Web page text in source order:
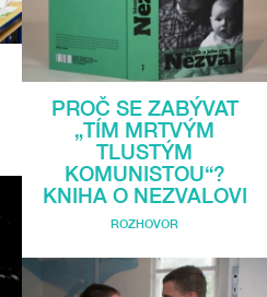
PROČ SE ZABÝVAT
„TÍM MRTVÝM
TLUSTÝM
KOMUNISTOU“?
KNIHA O NEZVALOVI
ROZHOVOR